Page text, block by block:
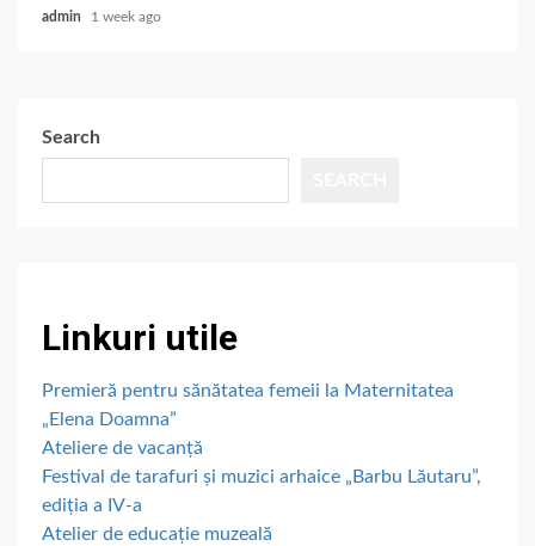
admin 1 week ago
Search
Linkuri utile
Premieră pentru sănătatea femeii la Maternitatea
„Elena Doamna”
Ateliere de vacanță
Festival de tarafuri și muzici arhaice „Barbu Lăutaru”,
ediția a IV-a
Atelier de educație muzeală